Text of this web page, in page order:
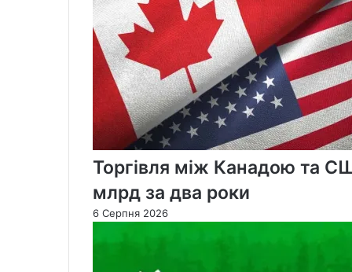
дні
пізніше
Торгівля між Канадою та
млрд за два роки
6 Серпня 2026